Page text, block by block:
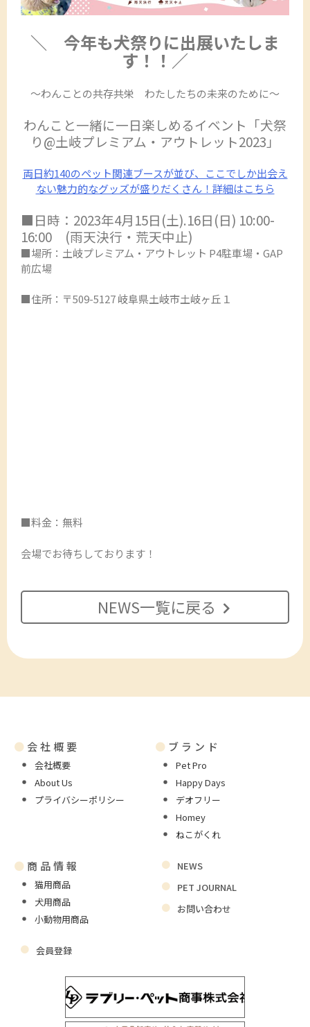
＼ 今年も犬祭りに出展いたしま
す！！／
～わんことの共存共栄 わたしたちの未来のために～
わんこと一緒に一日楽しめるイベント「犬祭
り@土岐プレミアム・アウトレット2023」
両日約140のペット関連ブースが並び、ここでしか出会え
ない魅力的なグッズが盛りだくさん！詳細はこちら
■日時：2023年4月15日(土).16日(日) 10:00-
16:00 (雨天決行・荒天中止)
■場所：土岐プレミアム・アウトレット P4駐車場・GAP
前広場
■住所：〒509-5127 岐阜県土岐市土岐ヶ丘１
■料金：無料
会場でお待ちしております！
NEWS一覧に戻る
● 会社概要
会社概要
About Us
プライバシーポリシー
● ブランド
Pet Pro
Happy Days
デオフリー
Homey
ねこがくれ
● 商品情報
猫用商品
犬用商品
小動物用商品
NEWS
PET JOURNAL
お問い合わせ
会員登録